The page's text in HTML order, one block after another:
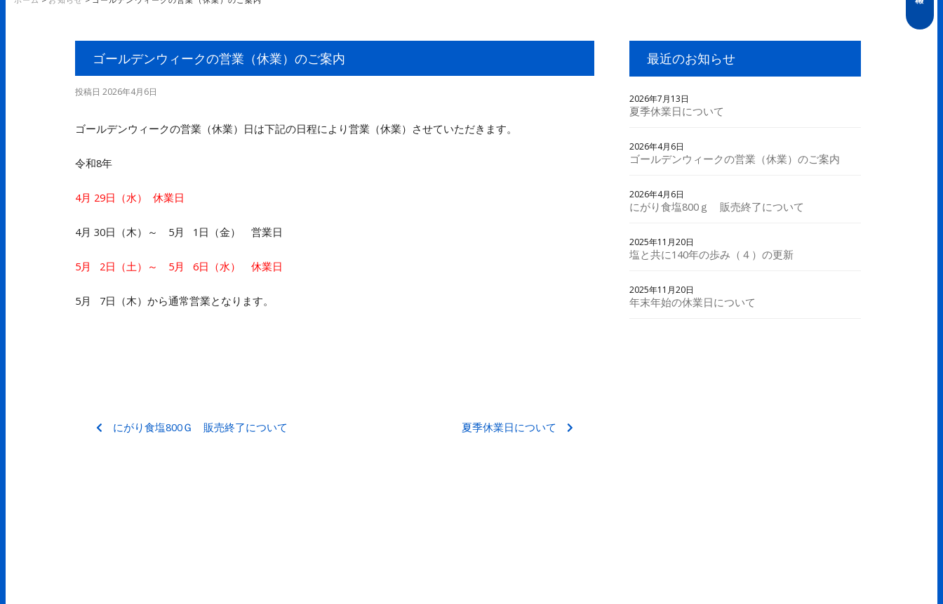
ゴールデンウィークの営業（休業）のご案内
投稿日 2026年4月6日
ゴールデンウィークの営業（休業）日は下記の日程により営業（休業）させていただきます。
令和8年
4月 29日（水） 休業日
4月 30日（木）～ 5月 1日（金） 営業日
5月 2日（土）～ 5月 6日（水） 休業日
5月 7日（木）から通常営業となります。
にがり食塩800Ｇ 販売終了について 夏季休業日について
最近のお知らせ
2026年7月13日
夏季休業日について
2026年4月6日
ゴールデンウィークの営業（休業）のご案内
2026年4月6日
にがり食塩800ｇ 販売終了について
2025年11月20日
塩と共に140年の歩み（４）の更新
2025年11月20日
年末年始の休業日について